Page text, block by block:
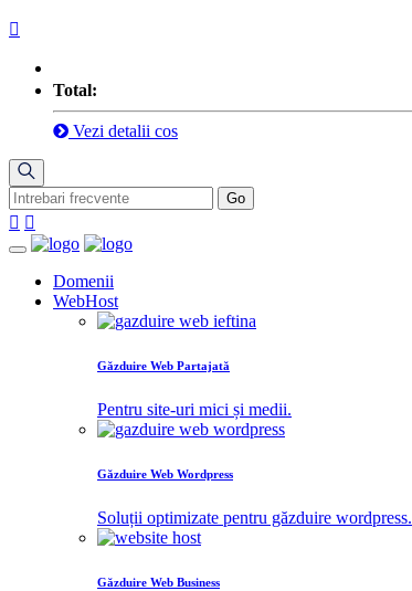
Total:
Vezi detalii cos
Domenii
WebHost
Găzduire Web Partajată
Pentru site-uri mici și medii.
Găzduire Web Wordpress
Soluții optimizate pentru găzduire wordpress.
Găzduire Web Business